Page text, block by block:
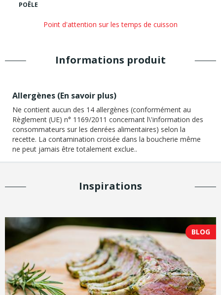
POÊLE
Point d'attention sur les temps de cuisson
Informations produit
Allergènes (En savoir plus)
Ne contient aucun des 14 allergènes (conformément au
Règlement (UE) n° 1169/2011 concernant l\'information des
consommateurs sur les denrées alimentaires) selon la
recette. La contamination croisée dans la boucherie même
ne peut jamais être totalement exclue..
Inspirations
BLOG